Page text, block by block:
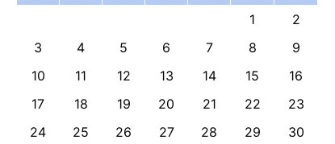
1
2
3
4 5 6 7 8
9
10
11 12 13 14 15
16
17
18 19 20 21 22
23
24
25 26 27 28 29
30